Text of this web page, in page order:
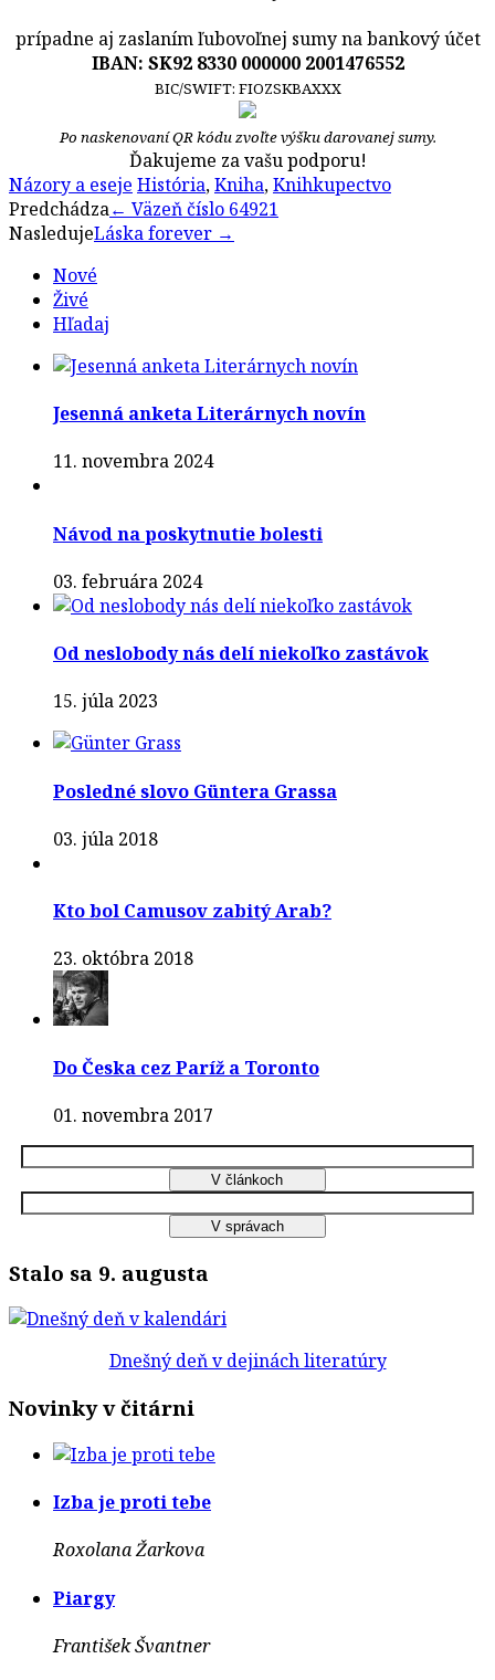
prípadne aj zaslaním ľubovoľnej sumy na bankový účet
IBAN: SK92 8330 000000 2001476552
BIC/SWIFT: FIOZSKBAXXX
Po naskenovaní QR kódu zvoľte výšku darovanej sumy.
Ďakujeme za vašu podporu!
Názory a eseje História,Kniha,Knihkupectvo
Post
navigation
Predchádza← Väzeň číslo 64921
NasledujeLáska forever →
Nové
Živé
Hľadaj
Jesenná anketa Literárnych novín
11. novembra 2024
Návod na poskytnutie bolesti
03. februára 2024
Od neslobody nás delí niekoľko zastávok
15. júla 2023
Posledné slovo Güntera Grassa
03. júla 2018
Kto bol Camusov zabitý Arab?
23. októbra 2018
Do Česka cez Paríž a Toronto
01. novembra 2017
Stalo sa 9. augusta
Dnešný deň v dejinách literatúry
Novinky v čitárni
Izba je proti tebe
Roxolana Žarkova
Piargy
František Švantner